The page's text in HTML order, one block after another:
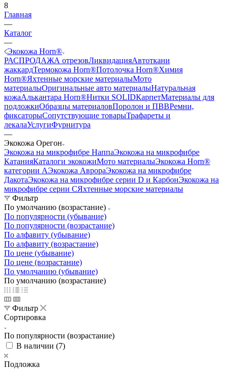
8
Главная
—
Каталог
—
Экокожа Horn®
РАСПРОДАЖА отрезовЛиквидацияАвтоткани
жаккардТермокожа Horn®Потолочка Horn®Химия
Horn®Яхтенные морские материалыМото
материалыОригинальные авто материалыНатуральная
кожаАлькантара Horn®Нитки SOLIDКарпетМатериалы для
подложкиОбразцы материаловПоролон и ПВВРемни,
фиксаторыСопутствующие товарыТрафареты и
лекалаУслугиФурнитура
—
Экокожа Орегон
Экокожа на микрофибре НаппаЭкокожа на микрофибре
КатанияКаталоги экокожиМото материалыЭкокожа Horn®
категории AЭкокожа АврораЭкокожа на микрофибре
ДакотаЭкокожа на микрофибре серии D и КарбонЭкокожа на
микрофибре серии СЯхтенные морские материалы
Фильтр
По умолчанию (возрастание)
По популярности (убывание)
По популярности (возрастание)
По алфавиту (убывание)
По алфавиту (возрастание)
По цене (убывание)
По цене (возрастание)
По умолчанию (убывание)
По умолчанию (возрастание)
Фильтр
Сортировка
По популярности (возрастание)
В наличии (7)
Подложка